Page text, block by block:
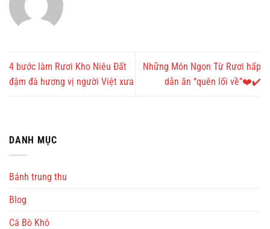
4 bước làm Rươi Kho Niêu Đất
đậm đà hương vị người Việt xưa
Những Món Ngon Từ Rươi hấp
dẫn ăn “quên lối về”❤️✔️
DANH MỤC
Bánh trung thu
Blog
Cá Bò Khô